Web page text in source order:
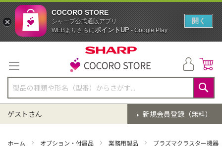
テ
ン
ツ
に
ス
キ
ッ
検
索
新規会員登録（無料）
ゲストさん
ホーム オプション・付属品 業務用製品 プラズマクラスター機器
COCORO STORE
シャープ公式通販アプリ
WEBよりさらにポイントUP- Google Play
開く